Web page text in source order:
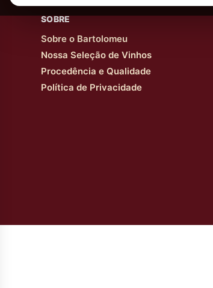
SOBRE
Sobre o Bartolomeu
Nossa Seleção de Vinhos
Procedência e Qualidade
Política de Privacidade